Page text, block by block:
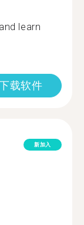
learn
载软件
新加入